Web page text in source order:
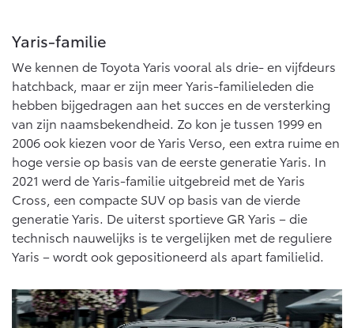
Yaris-familie
We kennen de Toyota Yaris vooral als drie- en vijfdeurs
hatchback, maar er zijn meer Yaris-familieleden die
hebben bijgedragen aan het succes en de versterking
van zijn naamsbekendheid. Zo kon je tussen 1999 en
2006 ook kiezen voor de Yaris Verso, een extra ruime en
hoge versie op basis van de eerste generatie Yaris. In
2021 werd de Yaris-familie uitgebreid met de Yaris
Cross, een compacte SUV op basis van de vierde
generatie Yaris. De uiterst sportieve GR Yaris – die
technisch nauwelijks is te vergelijken met de reguliere
Yaris – wordt ook gepositioneerd als apart familielid.